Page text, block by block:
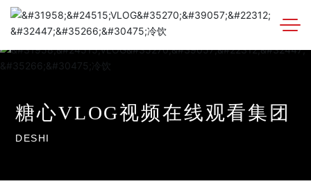
糖心VLOG视频在线观看集 团
DESHI